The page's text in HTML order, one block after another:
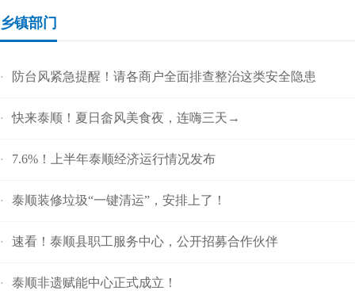
乡镇部门
· 防台风紧急提醒！请各商户全面排查整治这类安全隐患
· 快来泰顺！夏日畲风美食夜，连嗨三天→
· 7.6%！上半年泰顺经济运行情况发布
· 泰顺装修垃圾“一键清运”，安排上了！
· 速看！泰顺县职工服务中心，公开招募合作伙伴
· 泰顺非遗赋能中心正式成立！